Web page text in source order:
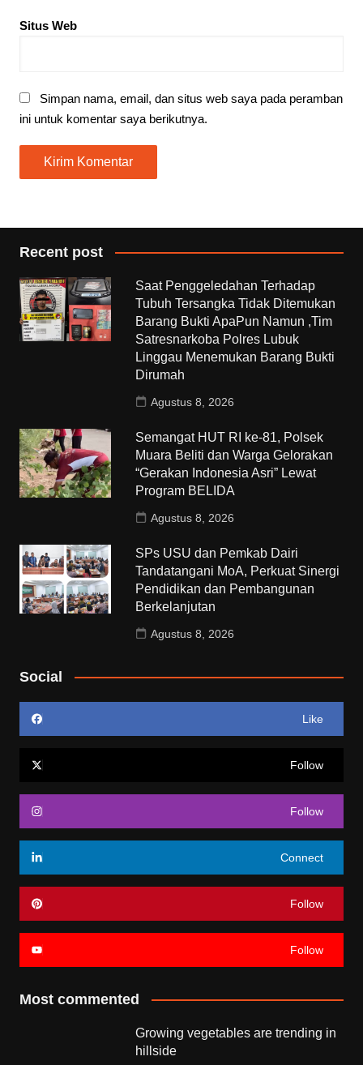
Situs Web
Simpan nama, email, dan situs web saya pada peramban
ini untuk komentar saya berikutnya.
Recent post
Saat Penggeledahan Terhadap
Tubuh Tersangka Tidak Ditemukan
Barang Bukti ApaPun Namun ,Tim
Satresnarkoba Polres Lubuk
Linggau Menemukan Barang Bukti
Dirumah
Agustus 8, 2026
Semangat HUT RI ke-81, Polsek
Muara Beliti dan Warga Gelorakan
“Gerakan Indonesia Asri” Lewat
Program BELIDA
Agustus 8, 2026
SPs USU dan Pemkab Dairi
Tandatangani MoA, Perkuat Sinergi
Pendidikan dan Pembangunan
Berkelanjutan
Agustus 8, 2026
Social
Like
Follow
Follow
Connect
Follow
Follow
Most commented
Growing vegetables are trending in
hillside